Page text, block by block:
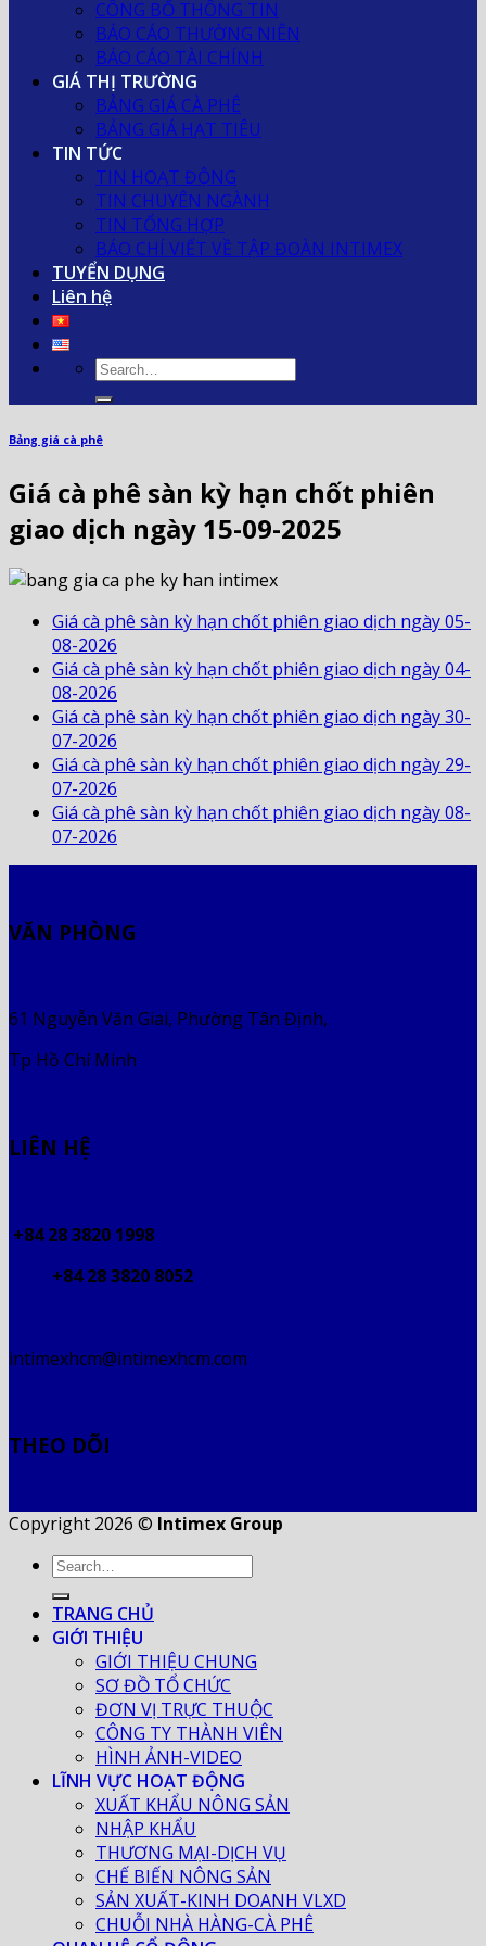
CÔNG BỐ THÔNG TIN
BÁO CÁO THƯỜNG NIÊN
BÁO CÁO TÀI CHÍNH
GIÁ THỊ TRƯỜNG
BẢNG GIÁ CÀ PHÊ
BẢNG GIÁ HẠT TIÊU
TIN TỨC
TIN HOẠT ĐỘNG
TIN CHUYÊN NGÀNH
TIN TỔNG HỢP
BÁO CHÍ VIẾT VỀ TẬP ĐOÀN INTIMEX
TUYỂN DỤNG
Liên hệ
Bảng giá cà phê
Giá cà phê sàn kỳ hạn chốt phiên
giao dịch ngày 15-09-2025
Giá cà phê sàn kỳ hạn chốt phiên giao dịch ngày 05-
08-2026
Giá cà phê sàn kỳ hạn chốt phiên giao dịch ngày 04-
08-2026
Giá cà phê sàn kỳ hạn chốt phiên giao dịch ngày 30-
07-2026
Giá cà phê sàn kỳ hạn chốt phiên giao dịch ngày 29-
07-2026
Giá cà phê sàn kỳ hạn chốt phiên giao dịch ngày 08-
07-2026
VĂN PHÒNG
61 Nguyễn Văn Giai, Phường Tân Định,
Tp Hồ Chí Minh
LIÊN HỆ
+84 28 3820 1998
+84 28 3820 8052
intimexhcm@intimexhcm.com
THEO DÕI
Copyright 2026 © Intimex Group
TRANG CHỦ
GIỚI THIỆU
GIỚI THIỆU CHUNG
SƠ ĐỒ TỔ CHỨC
ĐƠN VỊ TRỰC THUỘC
CÔNG TY THÀNH VIÊN
HÌNH ẢNH-VIDEO
LĨNH VỰC HOẠT ĐỘNG
XUẤT KHẨU NÔNG SẢN
NHẬP KHẨU
THƯƠNG MẠI-DỊCH VỤ
CHẾ BIẾN NÔNG SẢN
SẢN XUẤT-KINH DOANH VLXD
CHUỖI NHÀ HÀNG-CÀ PHÊ